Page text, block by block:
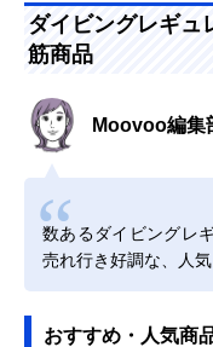
ダイビングレギュ
筋商品
Moovoo編集
数あるダイビングレ
売れ行き好調な、人
おすすめ・人気商